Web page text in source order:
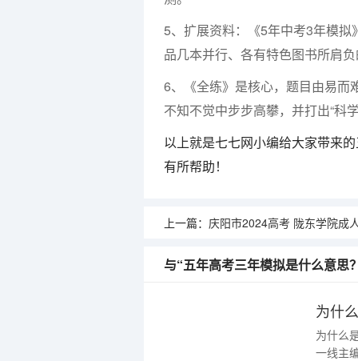
5、扩展资料：《5年中考3年模
品几本并行、各有特色图书所肩
6、《全练》是核心，题目由易而
不知不觉中步步高攀，并打出“科
以上就是七七网小编给大家带来
有所帮助！
上一篇： 庆阳市2024高考 陇东学院成人高考报
与“五年高考三年模拟是什么意思
为什
为什么
一线主